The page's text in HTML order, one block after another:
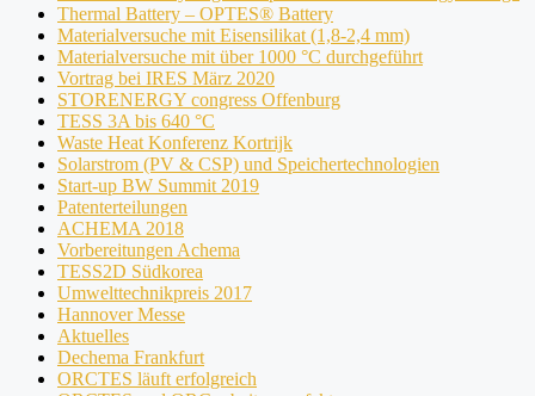
Thermal Battery – OPTES® Battery
Materialversuche mit Eisensilikat (1,8-2,4 mm)
Materialversuche mit über 1000 °C durchgeführt
Vortrag bei IRES März 2020
STORENERGY congress Offenburg
TESS 3A bis 640 °C
Waste Heat Konferenz Kortrijk
Solarstrom (PV & CSP) und Speichertechnologien
Start-up BW Summit 2019
Patenterteilungen
ACHEMA 2018
Vorbereitungen Achema
TESS2D Südkorea
Umwelttechnikpreis 2017
Hannover Messe
Aktuelles
Dechema Frankfurt
ORCTES läuft erfolgreich